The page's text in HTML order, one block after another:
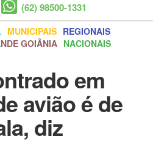
(62) 98500-1331
MUNICIPAIS REGIONAIS
GOIÂNIA NACIONAIS
em
avião é de
diz